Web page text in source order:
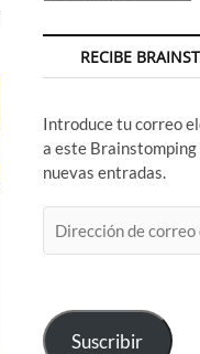
RECIBE
Introduce tu correo
a este
nuevas entradas.
de
Suscribir